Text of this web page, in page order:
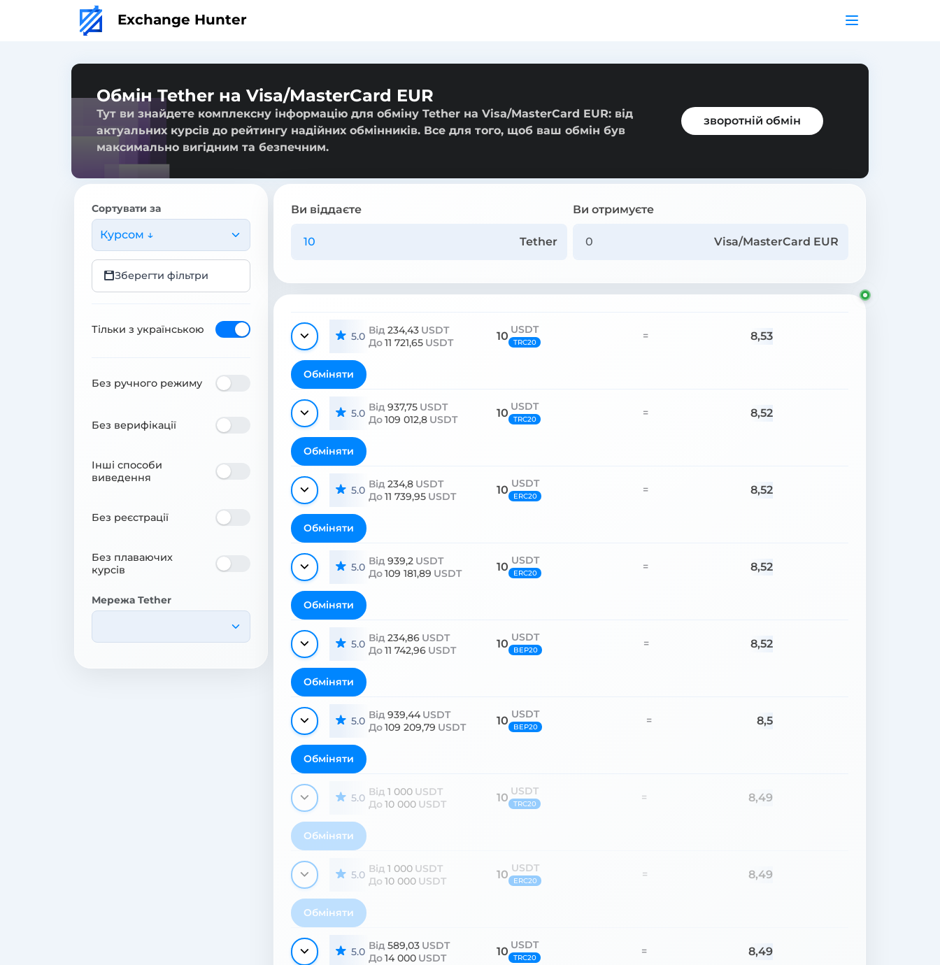
Exchange Hunter
Обмін Tether на Visa/MasterCard EUR
Тут ви знайдете комплексну інформацію для обміну Tether на Visa/MasterCard EUR: від
актуальних курсів до рейтингу надійних обмінників. Все для того, щоб ваш обмін був
максимально вигідним та безпечним.
зворотній обмін
Сортувати за
Курсом ↓
Зберегти фільтри
Тільки з українською
Без ручного режиму
Без верифікації
Інші способи
виведення
Без реєстрації
Без плаваючих
курсів
Мережа Tether
Ви віддаєте
Tether
Ви отримуєте
Visa/MasterCard EUR
5.0 Від 234,43 USDT
До11 721,65 USDT 10 USDT
TRC20 = 8,53
Обміняти
5.0 Від 937,75 USDT
До109 012,8 USDT 10 USDT
TRC20 = 8,52
Обміняти
5.0 Від 234,8 USDT
До11 739,95 USDT 10 USDT
ERC20 = 8,52
Обміняти
5.0 Від 939,2 USDT
До109 181,89 USDT 10 USDT
ERC20 = 8,52
Обміняти
5.0 Від 234,86 USDT
До11 742,96 USDT 10 USDT
BEP20 = 8,52
Обміняти
5.0 Від 939,44 USDT
До109 209,79 USDT 10 USDT
BEP20 = 8,5
Обміняти
5.0 Від 1 000 USDT
До 10 000 USDT 10 USDT
TRC20 = 8,49
Обміняти
5.0 Від 1 000 USDT
До 10 000 USDT 10 USDT
ERC20 = 8,49
Обміняти
5.0 Від 589,03 USDT
До14 000 USDT 10 USDT
TRC20 = 8,49